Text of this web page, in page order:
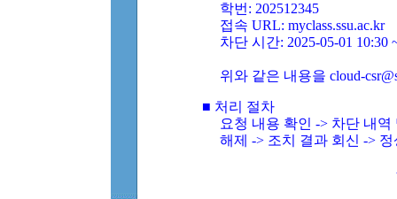
학번: 202512345
접속 URL: myclass.ssu.ac.kr
차단 시간: 2025-05-01 10:30
위와 같은 내용을 cloud-
■ 처리 절차
요청 내용 확인 -> 차단 내
해제 -> 조치 결과 회신 ->